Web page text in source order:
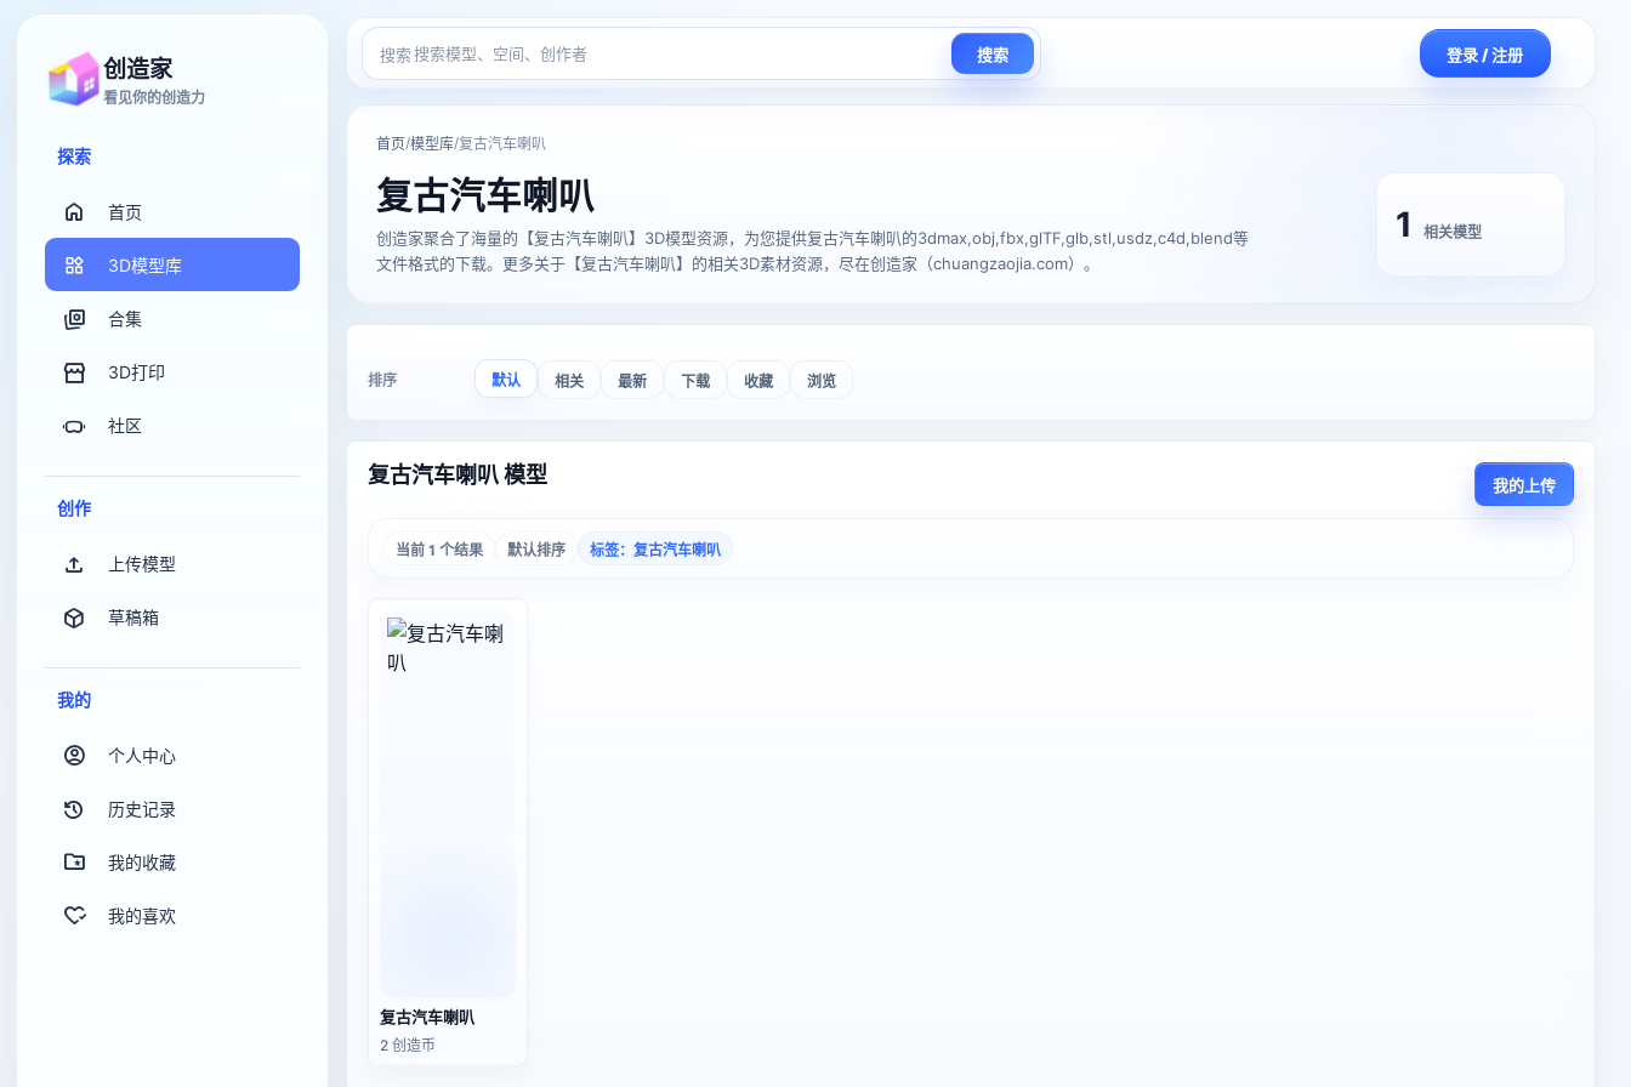
创造家
看见你的创造力
探索
首页
3D模型库
合集
3D打印
社区
创作
上传模型
草稿箱
我的
个人中心
历史记录
我的收藏
我的喜欢
搜索 搜索 登录 / 注册
首页/模型库/复古汽车喇叭
复古汽车喇叭
创造家聚合了海量的【复古汽车喇叭】3D模型资源，为您提供复古汽车喇叭的3dmax,obj,fbx,glTF,glb,stl,usdz,c4d,blend等
文件格式的下载。更多关于【复古汽车喇叭】的相关3D素材资源，尽在创造家（chuangzaojia.com）。
1 相关模型
排序 默认 相关 最新 下载 收藏 浏览
复古汽车喇叭 模型 我的上传
当前 1 个结果 默认排序 标签：复古汽车喇叭
复古汽车喇叭
2 创造币